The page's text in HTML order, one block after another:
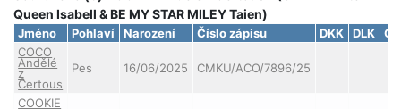
Queen Isabell & BE MY STAR MILEY Taien)
Jméno Pohlaví Narození Číslo zápisu DKK DLK
COCO
Andělé
z
Čertous
Pes 16/06/2025 CMKU/ACO/7896/25
COOKIE